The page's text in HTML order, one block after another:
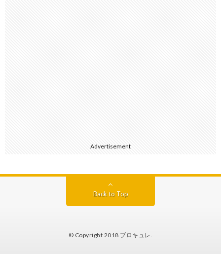
Advertisement
Back to Top
© Copyright 2018 ブロキュレ.